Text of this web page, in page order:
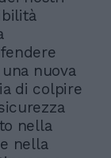
nuova
di colpire
nella
nella